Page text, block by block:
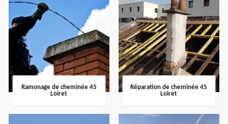
Ramonage de cheminée 45
Loiret
Réparation de cheminée 45
Loiret